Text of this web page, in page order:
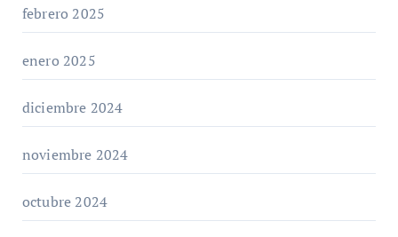
febrero 2025
enero 2025
diciembre 2024
noviembre 2024
octubre 2024